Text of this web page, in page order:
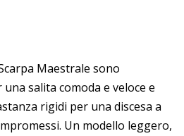
Maestrale sono
salita comoda e veloce e
rigidi per una discesa a
Un modello leggero,